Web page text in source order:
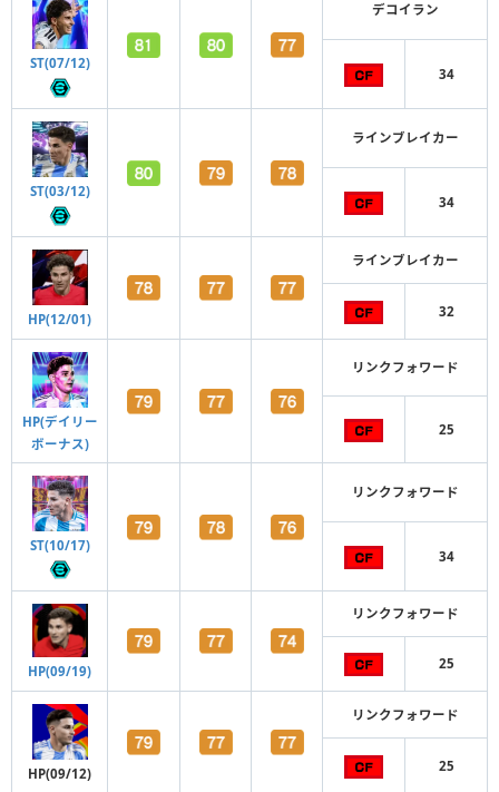
ST(07/12)
デコイラン
34
ST(03/12)
ラインブレイカー
34
HP(12/01)
ラインブレイカー
32
HP(デイリー
ボーナス)
リンクフォワード
25
ST(10/17)
リンクフォワード
34
HP(09/19)
リンクフォワード
25
HP(09/12)
リンクフォワード
25